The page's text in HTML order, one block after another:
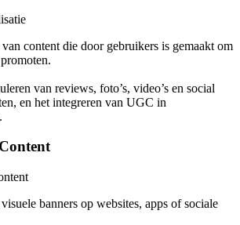
content die door gebruikers is gemaakt om
van reviews, foto’s, video’s en social
en het integreren van UGC in
banners op websites, apps of sociale